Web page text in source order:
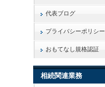
代表ブログ
プライバシーポリシー
おもてなし規格認証
相続関連業務